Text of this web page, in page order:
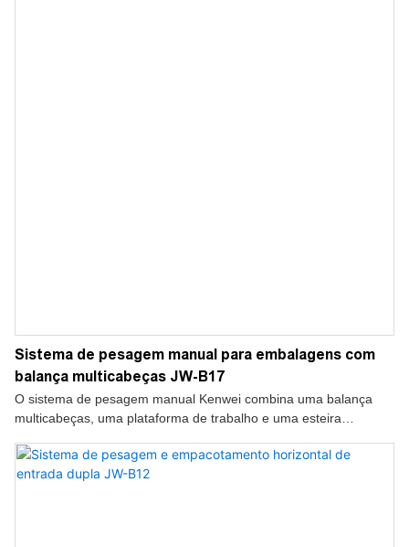
Sistema de pesagem manual para embalagens com
balança multicabeças JW-B17
O sistema de pesagem manual Kenwei combina uma balança
multicabeças, uma plataforma de trabalho e uma esteira
salgadinhos, nozes, alimentos congelados e produtos
granulados.